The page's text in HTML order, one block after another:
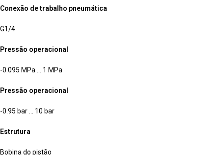
Conexão de trabalho pneumática
G1/4
Pressão operacional
-0.095 MPa … 1 MPa
Pressão operacional
-0.95 bar … 10 bar
Estrutura
Bobina do pistão